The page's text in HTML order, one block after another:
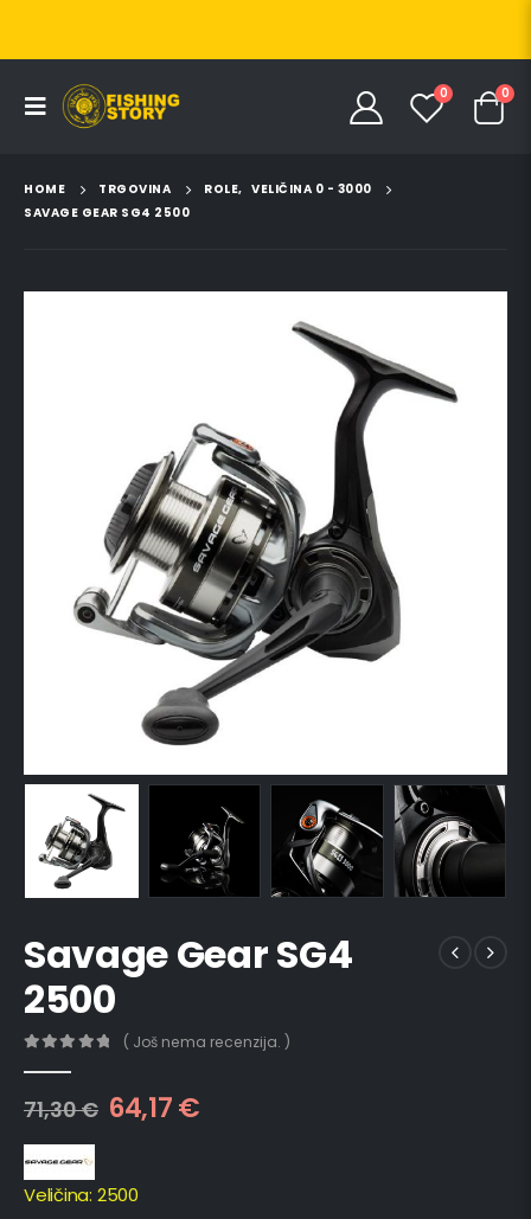
0 0
HOME TRGOVINA ROLE, VELIČINA 0 - 3000
SAVAGE GEAR SG4 2500
Savage Gear SG4
2500
( Još nema recenzija. )
71,30€ 64,17€
Veličina: 2500